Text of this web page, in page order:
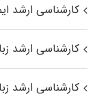
کارشناسی ارشد
کارشناسی ارشد
کارشناسی ارشد